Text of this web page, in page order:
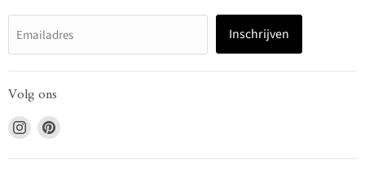
Emailadres Inschrijven
Volg ons
Vind
ons
op
Vind
op